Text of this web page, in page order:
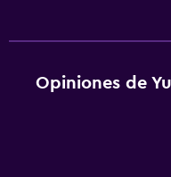
Opiniones de